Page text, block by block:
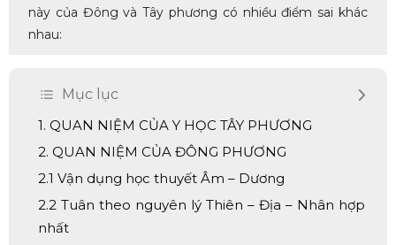
này của Đông và Tây phương có nhiều điểm sai khác
nhau:
Mục lục
1. QUAN NIỆM CỦA Y HỌC TÂY PHƯƠNG
2. QUAN NIỆM CỦA ĐÔNG PHƯƠNG
2.1 Vận dụng học thuyết Âm – Dương
2.2 Tuân theo nguyên lý Thiên – Địa – Nhân hợp
nhất